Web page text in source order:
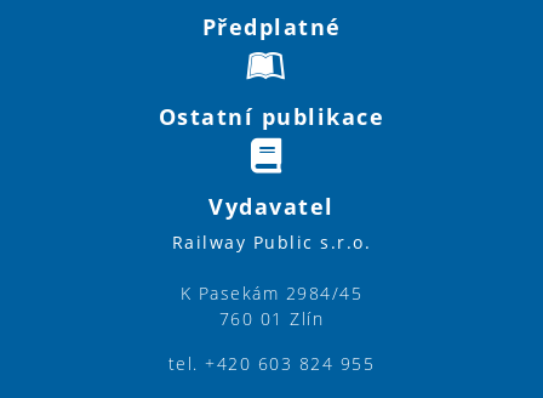
Předplatné
Ostatní publikace
Vydavatel
Railway Public s.r.o.
K Pasekám 2984/45
760 01 Zlín
tel. +420 603 824 955